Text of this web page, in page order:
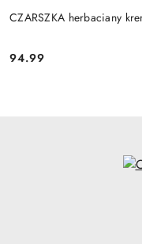
CZARSZKA herbaciany
Cena:
94.99